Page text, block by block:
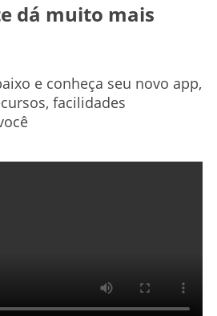
dá muito mais
e conheça seu novo app,
facilidades